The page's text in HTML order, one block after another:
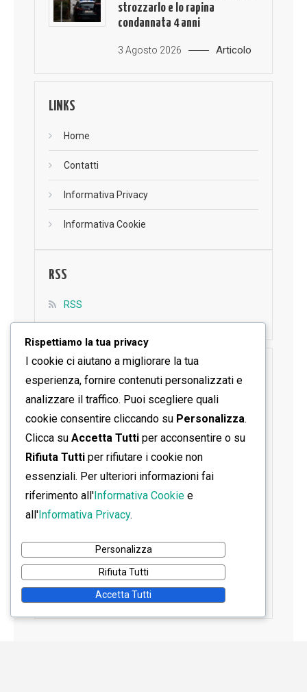
strozzarlo e lo rapina
condannata 4 anni
3 Agosto 2026 Articolo
LINKS
Home
Contatti
Informativa Privacy
Informativa Cookie
RSS
RSS
SEGUICI SU FACEBOOK
Rispettiamo la tua privacy
I cookie ci aiutano a migliorare la tua
esperienza, fornire contenuti personalizzati e
analizzare il traffico. Puoi scegliere quali
cookie consentire cliccando su Personalizza.
Clicca su Accetta Tutti per acconsentire o su
Rifiuta Tutti per rifiutare i cookie non
essenziali. Per ulteriori informazioni fai
riferimento all'Informativa Cookie e
all'Informativa Privacy.
Personalizza
Rifiuta Tutti
Accetta Tutti